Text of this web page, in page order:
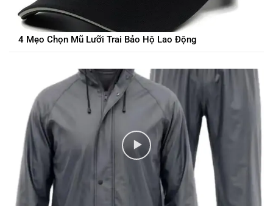
4 Mẹo Chọn Mũ Lưỡi Trai Bảo Hộ Lao Động